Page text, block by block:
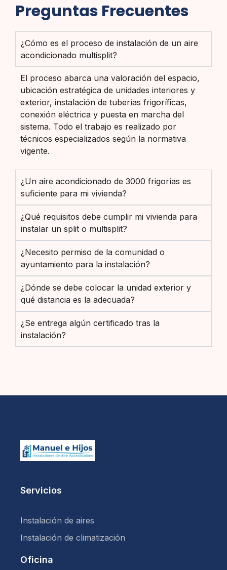
Preguntas Frecuentes
¿Cómo es el proceso de instalación de un aire
acondicionado multisplit?
El proceso abarca una valoración del espacio,
ubicación estratégica de unidades interiores y
exterior, instalación de tuberías frigoríficas,
conexión eléctrica y puesta en marcha del
sistema. Todo el trabajo es realizado por
técnicos especializados según la normativa
vigente.
¿Un aire acondicionado de 3000 frigorías es
suficiente para mi vivienda?
¿Qué requisitos debe cumplir mi vivienda para
instalar un split o multisplit?
¿Necesito permiso de la comunidad o
ayuntamiento para la instalación?
¿Dónde se debe colocar la unidad exterior y
qué distancia es la adecuada?
¿Se entrega algún certificado tras la
instalación?
Servicios
Instalación de aires
Instalación de climatización
Oficina